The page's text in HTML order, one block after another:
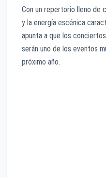
Con un repertorio lleno de
y la energía escénica
apunta a que los
serán uno de los eventos
próximo año.